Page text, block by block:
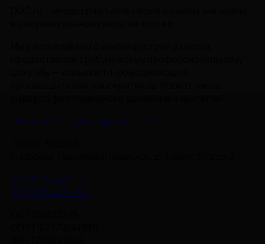
Политика Конфиденциальности
info@nmgdoc.ru
+7 (495) 937-6170